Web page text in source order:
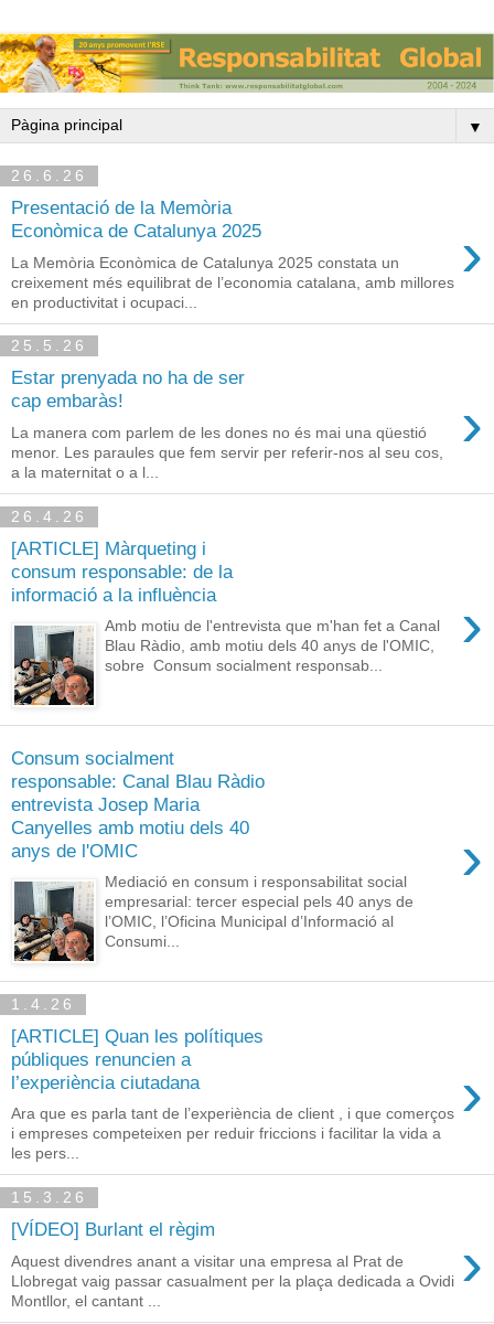
▼
26.6.26
Presentació de la Memòria
Econòmica de Catalunya 2025
›
La Memòria Econòmica de Catalunya 2025 constata un
creixement més equilibrat de l’economia catalana, amb millores
en productivitat i ocupaci...
25.5.26
Estar prenyada no ha de ser
cap embaràs!
›
La manera com parlem de les dones no és mai una qüestió
menor. Les paraules que fem servir per referir-nos al seu cos,
a la maternitat o a l...
26.4.26
[ARTICLE] Màrqueting i
consum responsable: de la
informació a la influència
›
Amb motiu de l'entrevista que m'han fet a Canal
Blau Ràdio, amb motiu dels 40 anys de l'OMIC,
sobre Consum socialment responsab...
Consum socialment
responsable: Canal Blau Ràdio
entrevista Josep Maria
Canyelles amb motiu dels 40
anys de l'OMIC
›
Mediació en consum i responsabilitat social
empresarial: tercer especial pels 40 anys de
l’OMIC, l’Oficina Municipal d’Informació al
Consumi...
1.4.26
[ARTICLE] Quan les polítiques
públiques renuncien a
l’experiència ciutadana
›
Ara que es parla tant de l’experiència de client , i que comerços
i empreses competeixen per reduir friccions i facilitar la vida a
les pers...
15.3.26
[VÍDEO] Burlant el règim ›
Aquest divendres anant a visitar una empresa al Prat de
Llobregat vaig passar casualment per la plaça dedicada a Ovidi
Montllor, el cantant ...